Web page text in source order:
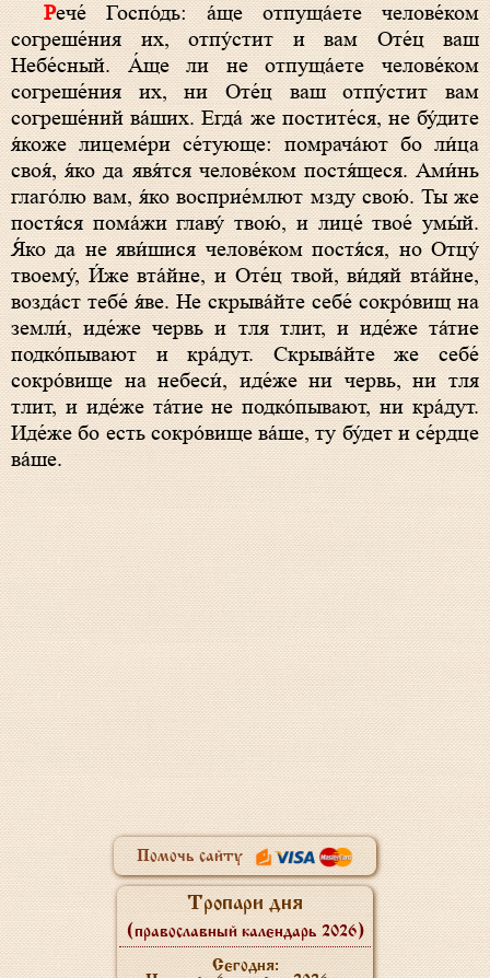
Рече́ Госпо́дь: а́ще отпуща́ете челове́ком
согреше́ния их, отпу́стит и вам Оте́ц ваш
Небе́сный. А́ще ли не отпуща́ете челове́ком
согреше́ния их, ни Оте́ц ваш отпу́стит вам
согреше́ний ва́ших. Егда́ же постите́ся, не бу́дите
я́коже лицеме́ри се́тующе: помрача́ют бо ли́ца
своя́, я́ко да явя́тся челове́ком постя́щеся. Ами́нь
глаго́лю вам, я́ко восприе́млют мзду свою́. Ты же
постя́ся пома́жи главу́ твою́, и лице́ твое́ умы́й.
Я́ко да не яви́шися челове́ком постя́ся, но Отцу́
твоему́, И́же вта́йне, и Оте́ц твой, ви́дяй вта́йне,
возда́ст тебе́ я́ве. Не скрыва́йте себе́ сокро́вищ на
земли́, иде́же червь и тля тлит, и иде́же та́тие
подко́пывают и кра́дут. Скрыва́йте же себе́
сокро́вище на небеси́, иде́же ни червь, ни тля
тлит, и иде́же та́тие не подко́пывают, ни кра́дут.
Иде́же бо есть сокро́вище ва́ше, ту бу́дет и се́рдце
ва́ше.
Помочь сайту
Тропари дня
(православный календарь 2026)
Сегодня: